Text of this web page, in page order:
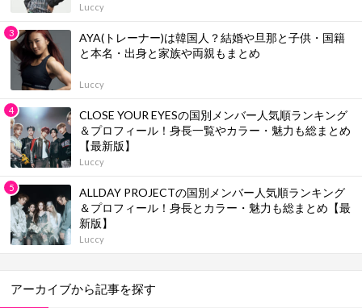
Luccy
AYA(トレーナー)は韓国人？結婚や旦那と子供・国籍
と本名・出身と家族や両親もまとめ
Luccy
CLOSE YOUR EYESの国別メンバー人気順ランキング
＆プロフィール！身長一覧やカラー・魅力も総まとめ
【最新版】
Luccy
ALLDAY PROJECTの国別メンバー人気順ランキング
＆プロフィール！身長とカラー・魅力も総まとめ【最
新版】
Luccy
アーカイブから記事を探す